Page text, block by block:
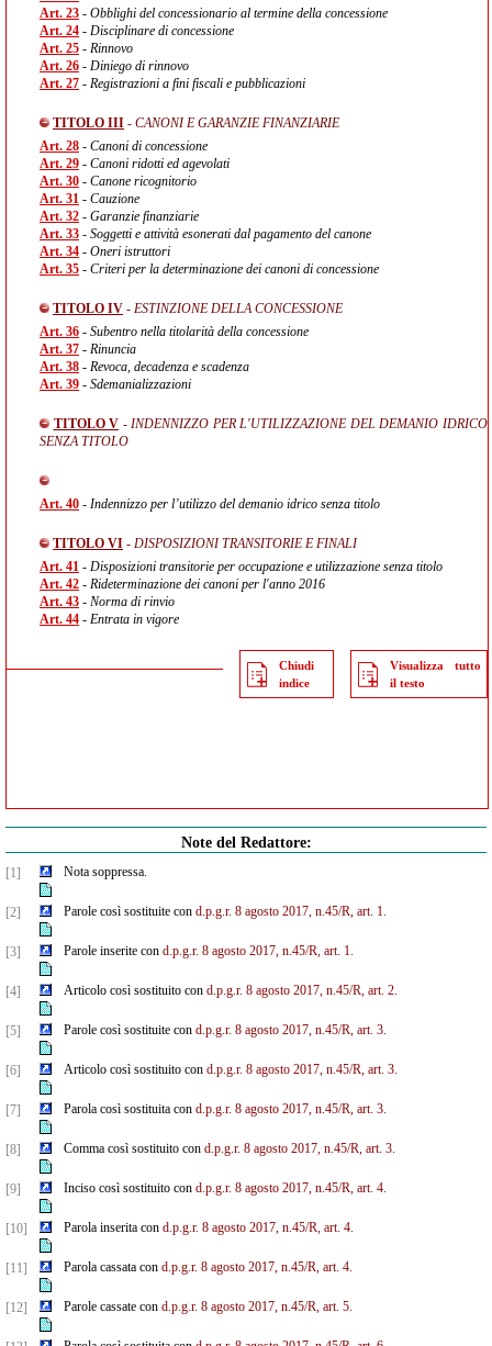
Art. 23 - Obblighi del concessionario al termine della concessione
Art. 24 - Disciplinare di concessione
Art. 25 - Rinnovo
Art. 26 - Diniego di rinnovo
Art. 27 - Registrazioni a fini fiscali e pubblicazioni
TITOLO III - CANONI E GARANZIE FINANZIARIE
Art. 28 - Canoni di concessione
Art. 29 - Canoni ridotti ed agevolati
Art. 30 - Canone ricognitorio
Art. 31 - Cauzione
Art. 32 - Garanzie finanziarie
Art. 33 - Soggetti e attività esonerati dal pagamento del canone
Art. 34 - Oneri istruttori
Art. 35 - Criteri per la determinazione dei canoni di concessione
TITOLO IV - ESTINZIONE DELLA CONCESSIONE
Art. 36 - Subentro nella titolarità della concessione
Art. 37 - Rinuncia
Art. 38 - Revoca, decadenza e scadenza
Art. 39 - Sdemanializzazioni
TITOLO V - INDENNIZZO PER L'UTILIZZAZIONE DEL DEMANIO IDRICO
SENZA TITOLO
Art. 40 - Indennizzo per l’utilizzo del demanio idrico senza titolo
TITOLO VI - DISPOSIZIONI TRANSITORIE E FINALI
Art. 41 - Disposizioni transitorie per occupazione e utilizzazione senza titolo
Art. 42 - Rideterminazione dei canoni per l'anno 2016
Art. 43 - Norma di rinvio
Art. 44 - Entrata in vigore
Chiudi
indice
Visualizza tutto
il testo
Note del Redattore:
[1] Nota soppressa.
[2] Parole così sostituite con d.p.g.r. 8 agosto 2017, n.45/R, art. 1.
[3] Parole inserite con d.p.g.r. 8 agosto 2017, n.45/R, art. 1.
[4] Articolo così sostituito con d.p.g.r. 8 agosto 2017, n.45/R, art. 2.
[5] Parole così sostituite con d.p.g.r. 8 agosto 2017, n.45/R, art. 3.
[6] Articolo così sostituito con d.p.g.r. 8 agosto 2017, n.45/R, art. 3.
[7] Parola così sostituita con d.p.g.r. 8 agosto 2017, n.45/R, art. 3.
[8] Comma così sostituito con d.p.g.r. 8 agosto 2017, n.45/R, art. 3.
[9] Inciso così sostituito con d.p.g.r. 8 agosto 2017, n.45/R, art. 4.
[10] Parola inserita con d.p.g.r. 8 agosto 2017, n.45/R, art. 4.
[11] Parola cassata con d.p.g.r. 8 agosto 2017, n.45/R, art. 4.
[12] Parole cassate con d.p.g.r. 8 agosto 2017, n.45/R, art. 5.